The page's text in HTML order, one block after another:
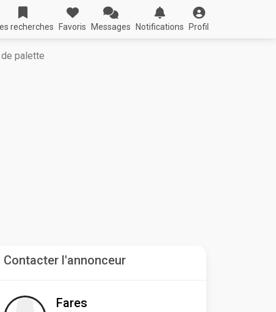
recherches Favoris Messages Notifications Profil
palette
Contacter l'annonceur
Fares